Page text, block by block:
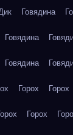
Говядина
Говядина
Говядина
Горох Горох
Горох